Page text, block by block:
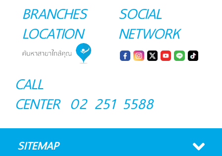
BRANCHES
LOCATION
SOCIAL
NETWORK
CALL
CENTER 02 251 5588
SITEMAP